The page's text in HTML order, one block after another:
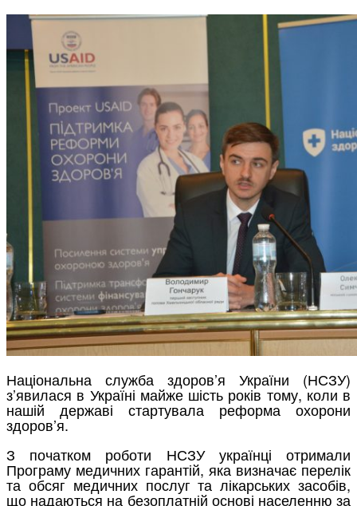
Національна служба здоров’я України (НСЗУ)
з’явилася в Україні майже шість років тому, коли в
нашій державі стартувала реформа охорони
здоров’я.
З початком роботи НСЗУ українці отримали
Програму медичних гарантій, яка визначає перелік
та обсяг медичних послуг та лікарських засобів,
що надаються на безоплатній основі населенню за